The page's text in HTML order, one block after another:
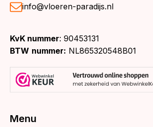
info@vloeren-paradijs.nl
KvK nummer: 90453131
BTW nummer: NL865320548B01
Menu